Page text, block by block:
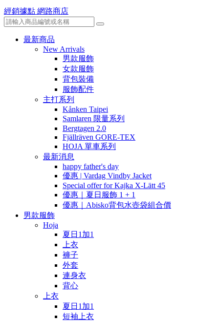
經銷據點 網路商店
最新商品
New Arrivals
男款服飾
女款服飾
背包裝備
服飾配件
主打系列
Kånken Taipei
Samlaren 限量系列
Bergtagen 2.0
Fjällräven GORE-TEX
HOJA 單車系列
最新消息
happy father's day
優惠 | Vardag Vindby Jacket
Special offer for Kajka X-Lätt 45
優惠｜夏日服飾 1 + 1
優惠｜Abisko背包水壺袋組合價
男款服飾
Hoja
夏日1加1
上衣
褲子
外套
連身衣
背心
上衣
夏日1加1
短袖上衣